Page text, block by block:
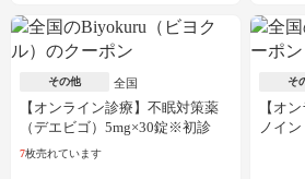
その他 全国
【オンライン診療】不眠対策薬
（デエビゴ）5mg×30錠※初診
料・送料込
7枚売れています
そ
【オ
ノイ